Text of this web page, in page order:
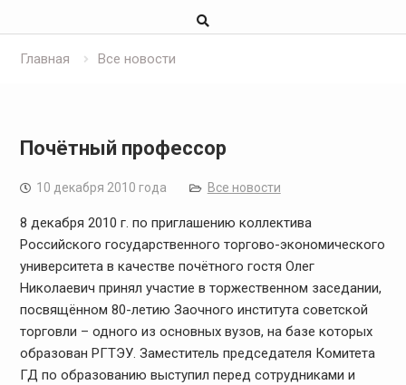
Главная Все новости
Почётный профессор
10 декабря 2010 года Все новости
8 декабря 2010 г. по приглашению коллектива
Российского государственного торгово-экономического
университета в качестве почётного гостя Олег
Николаевич принял участие в торжественном заседании,
посвящённом 80-летию Заочного института советской
торговли – одного из основных вузов, на базе которых
образован РГТЭУ. Заместитель председателя Комитета
ГД по образованию выступил перед сотрудниками и